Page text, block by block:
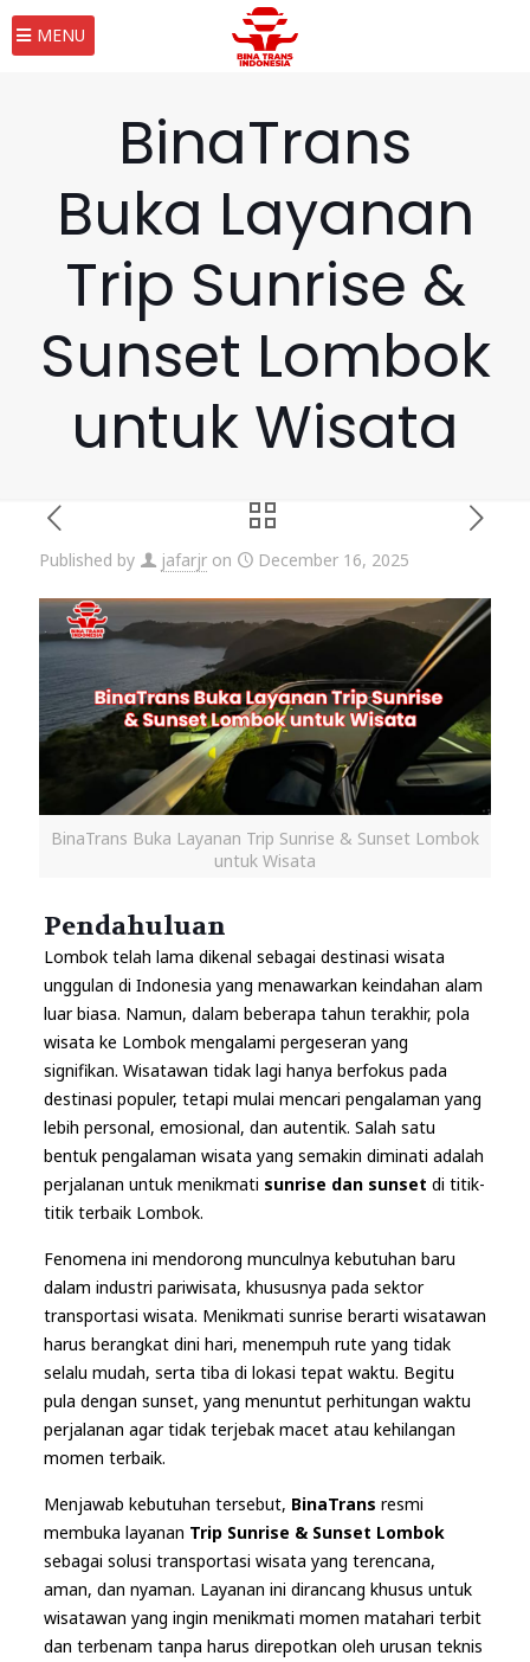
MENU
BinaTrans
Buka Layanan
Trip Sunrise &
Sunset Lombok
untuk Wisata
Published by jafarjr on December 16, 2025
BinaTrans Buka Layanan Trip Sunrise & Sunset Lombok
untuk Wisata
Pendahuluan
Lombok telah lama dikenal sebagai destinasi wisata
unggulan di Indonesia yang menawarkan keindahan alam
luar biasa. Namun, dalam beberapa tahun terakhir, pola
wisata ke Lombok mengalami pergeseran yang
signifikan. Wisatawan tidak lagi hanya berfokus pada
destinasi populer, tetapi mulai mencari pengalaman yang
lebih personal, emosional, dan autentik. Salah satu
bentuk pengalaman wisata yang semakin diminati adalah
perjalanan untuk menikmati sunrise dan sunset di titik-
titik terbaik Lombok.
Fenomena ini mendorong munculnya kebutuhan baru
dalam industri pariwisata, khususnya pada sektor
transportasi wisata. Menikmati sunrise berarti wisatawan
harus berangkat dini hari, menempuh rute yang tidak
selalu mudah, serta tiba di lokasi tepat waktu. Begitu
pula dengan sunset, yang menuntut perhitungan waktu
perjalanan agar tidak terjebak macet atau kehilangan
momen terbaik.
Menjawab kebutuhan tersebut, BinaTrans resmi
membuka layanan Trip Sunrise & Sunset Lombok
sebagai solusi transportasi wisata yang terencana,
aman, dan nyaman. Layanan ini dirancang khusus untuk
wisatawan yang ingin menikmati momen matahari terbit
dan terbenam tanpa harus direpotkan oleh urusan teknis